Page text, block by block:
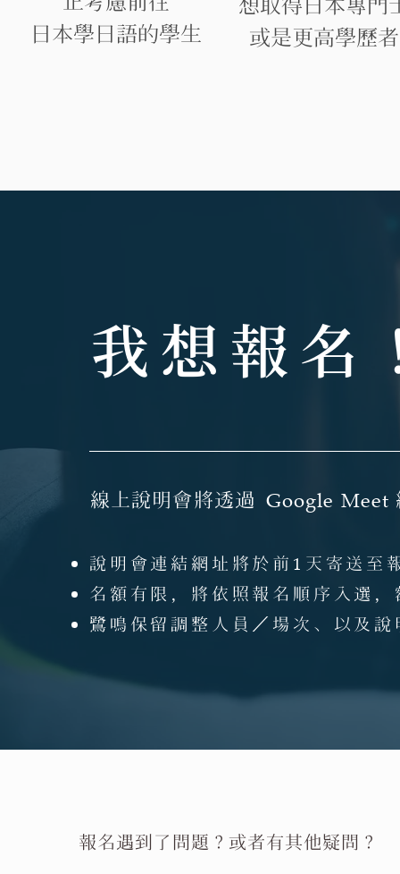
日本學日語的學生
​或是更高學歷者
我想報名
線上說明會將透過 Google Meet
說明會連結網址將於前 1 天寄送至
名額有限，將依照報名順序入選
鷺鳴保留調整人員／場次、以及
報名遇到了問題 ？或者有其他疑問？